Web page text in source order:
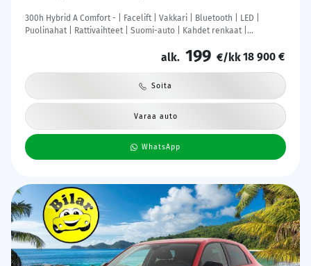
300h Hybrid A Comfort - | Facelift | Vakkari | Bluetooth | LED |
Puolinahat | Rattivaihteet | Suomi-auto | Kahdet renkaat |
alk. 199 €/kk18 900 €
Soita
Varaa auto
WhatsApp